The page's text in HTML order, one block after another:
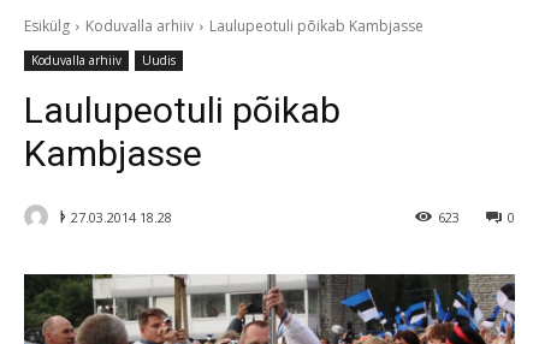
Esikülg Koduvalla arhiiv Laulupeotuli põikab Kambjasse
Koduvalla arhiiv Uudis
Laulupeotuli põikab
Kambjasse
ᚦ 0
27.03.2014 18.28 623